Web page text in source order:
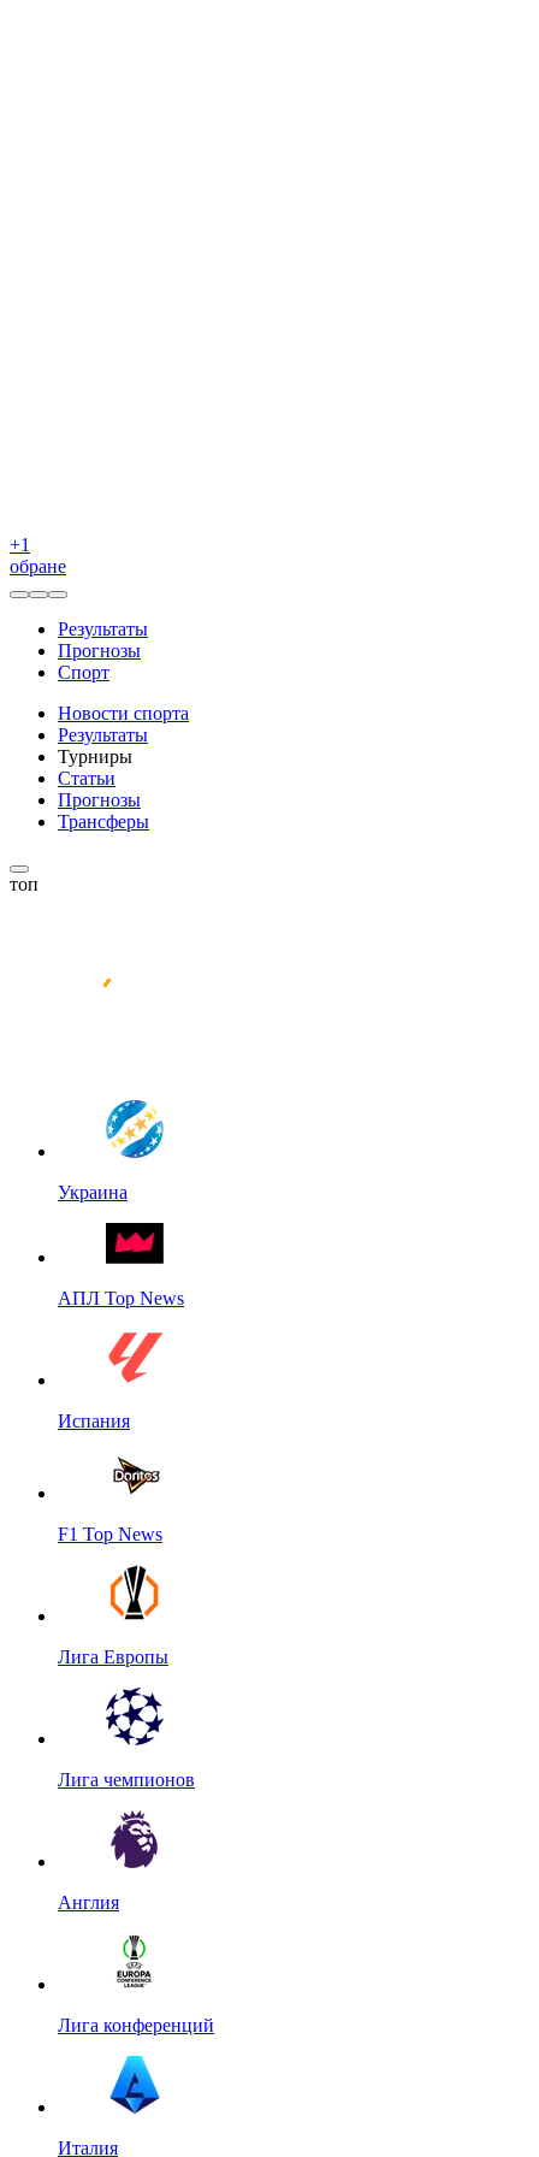
+1
обране
Результаты
Прогнозы
Спорт
Новости спорта
Результаты
Турниры
Статьи
Прогнозы
Трансферы
топ
Украина
АПЛ Top News
Испания
F1 Top News
Лига Европы
Лига чемпионов
Англия
Лига конференций
Италия